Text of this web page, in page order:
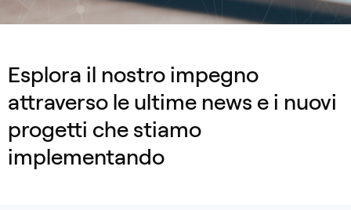
Esplora il nostro impegno
attraverso le ultime news e i nuovi
progetti che stiamo
implementando